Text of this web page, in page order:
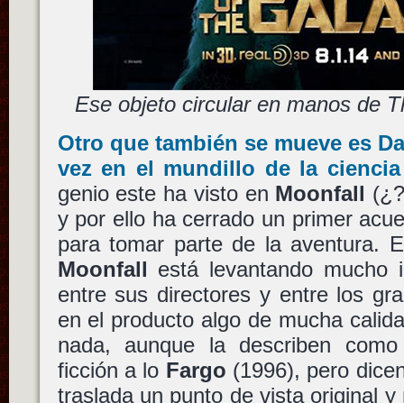
Ese objeto circular en manos de
Otro que también se mueve es
vez en el mundillo de la
genio este ha visto en Moonfall
y por ello ha cerrado un primer
para tomar parte de la aventura.
Moonfall está levantando
entre sus directores y entre los
en el producto algo de mucha
nada, aunque la describen
ficción a lo Fargo (1996), pero
traslada un punto de vista original